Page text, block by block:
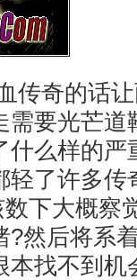
传奇的话
要光芒道
么样的严
了许多传
下大概察
然后将系
找不到机